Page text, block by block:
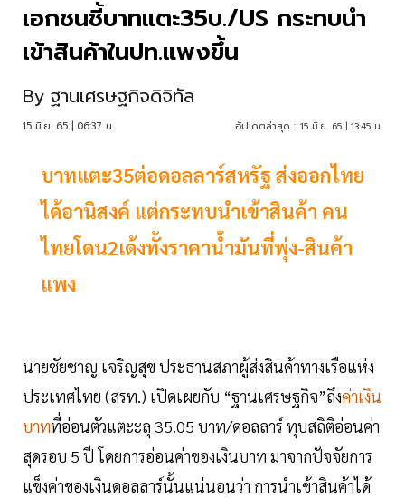
เอกชนชี้บาทแตะ35บ./US กระทบนำ
เข้าสินค้าในปท.แพงขึ้น
By ฐานเศรษฐกิจดิจิทัล
15 มิ.ย. 65 | 06:37 น. อัปเดตล่าสุด : 15 มิ.ย. 65 | 13:45 น.
บาทแตะ35ต่อดอลลาร์สหรัฐ ส่งออกไทย
ได้อานิสงค์ แต่กระทบนำเข้าสินค้า คน
ไทยโดน2เด้งทั้งราคาน้ำมันที่พุ่ง-สินค้า
แพง
นายชัยชาญ เจริญสุข ประธานสภาผู้ส่งสินค้าทางเรือแห่ง
ประเทศไทย (สรท.) เปิดเผยกับ “ฐานเศรษฐกิจ”ถึงค่าเงิน
บาทที่อ่อนตัวแตะะลุ 35.05 บาท/ดอลลาร์ ทุบสถิติอ่อนค่า
สุดรอบ 5 ปี โดยการอ่อนค่าของเงินบาท มาจากปัจจัยการ
แข็งค่าของเงินดอลลาร์นั้นแน่นอนว่า การนำเข้าสินค้าได้